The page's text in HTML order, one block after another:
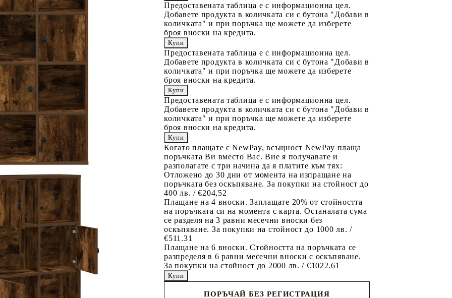
Предоставената таблица е с информационна цел.
Добавете продукта в количката си с бутона "Добави в
количката" и при поръчка ще можете да изберете
броя вноски на кредита.
Предоставената таблица е с информационна цел.
Добавете продукта в количката си с бутона "Добави в
количката" и при поръчка ще можете да изберете
броя вноски на кредита.
Предоставената таблица е с информационна цел.
Добавете продукта в количката си с бутона "Добави в
количката" и при поръчка ще можете да изберете
броя вноски на кредита.
Когато плащате с NewPay, всъщност NewPay плаща
поръчката Ви вместо Вас. Вие я получавате и
разполагате с три начина да я платите към тях:
Отложено до 30 дни от момента на изпращане на
поръчката без оскъпяване. За покупки на стойност до
400 лв. / €204,52
Плащане на 4 вноски. Заплащате 20% от стойността
на поръчката си на момента с карта. Останалата сума
се разделя на 3 равни месечни вноски без
оскъпяване. За покупки на стойност до 1000 лв. /
€511.31
Плащане на 6 вноски. Стойността на поръчката се
разпределя в 6 равни месечни вноски с оскъпяване.
За покупки на стойност до 2000 лв. / €1022.61
ПОРЪЧАЙ БЕЗ РЕГИСТРАЦИЯ